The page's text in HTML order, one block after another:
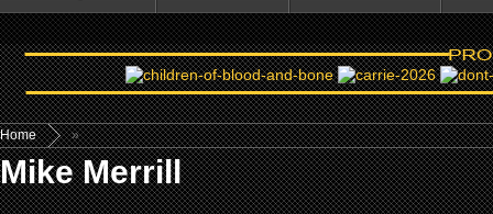
Home »
Mike Merrill